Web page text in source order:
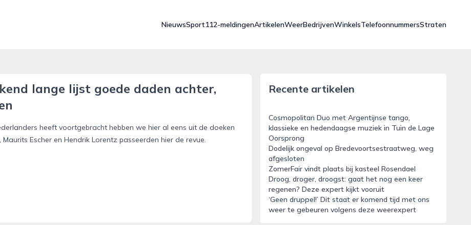
NieuwsSport112-meldingenArtikelenWeerBedrijvenWinkelsTelefoonnummersStraten
lange lijst goede daden achter,
heeft voortgebracht hebben we hier al eens uit de doeken
Escher en Hendrik Lorentz passeerden hier de revue.
Recente artikelen
Cosmopolitan Duo met Argentijnse tango,
klassieke en hedendaagse muziek in Tuin de Lage
Oorsprong
Dodelijk ongeval op Bredevoortsestraatweg, weg
afgesloten
ZomerFair vindt plaats bij kasteel Rosendael
Droog, droger, droogst: gaat het nog een keer
regenen? Deze expert kijkt vooruit
‘Geen druppel!’ Dit staat er komend tijd met ons
weer te gebeuren volgens deze weerexpert